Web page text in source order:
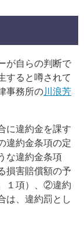
が自らの判断で
すると噂されて
事務所の川浪芳
に違約金を課す
違約金条項の定
な違約金条項
損害賠償額の予
１項）、②違約
は、違約罰とし